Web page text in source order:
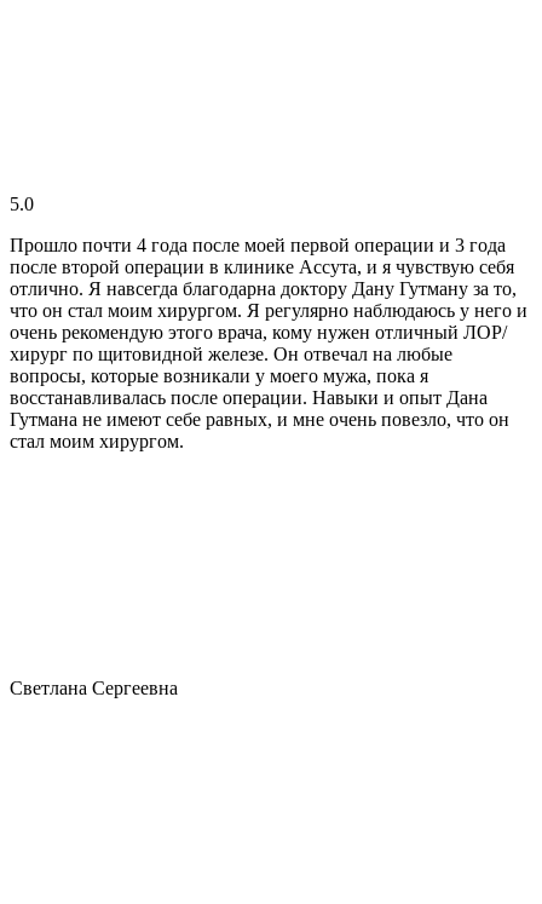
5.0
Прошло почти 4 года после моей первой операции и 3 года
после второй операции в клинике Ассута, и я чувствую себя
отлично. Я навсегда благодарна доктору Дану Гутману за то,
что он стал моим хирургом. Я регулярно наблюдаюсь у него и
очень рекомендую этого врача, кому нужен отличный ЛОР/
хирург по щитовидной железе. Он отвечал на любые
вопросы, которые возникали у моего мужа, пока я
восстанавливалась после операции. Навыки и опыт Дана
Гутмана не имеют себе равных, и мне очень повезло, что он
стал моим хирургом.
Светлана Сергеевна